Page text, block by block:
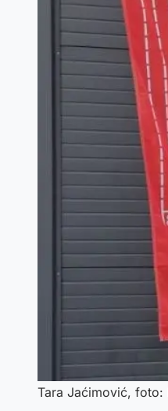
Tara Jaćimović, foto: